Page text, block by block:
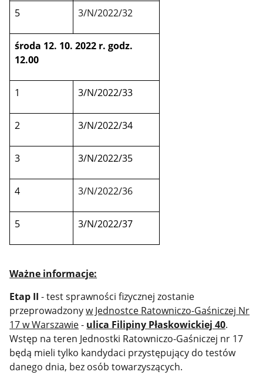
5 3/N/2022/32
środa 12. 10. 2022 r. godz.
12.00
1 3/N/2022/33
2 3/N/2022/34
3 3/N/2022/35
4 3/N/2022/36
5 3/N/2022/37
Ważne informacje:
Etap II- test sprawności fizycznej zostanie
przeprowadzonyw Jednostce Ratowniczo-Gaśniczej Nr
17 w Warszawie- ulica Filipiny Płaskowickiej 40.
Wstęp na teren Jednostki Ratowniczo-Gaśniczej nr 17
będą mieli tylko kandydaci przystępujący do testów
danego dnia, bez osób towarzyszących.